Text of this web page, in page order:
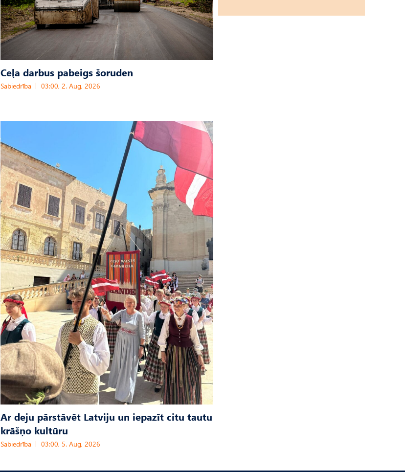
Ceļa darbus pabeigs šoruden
Sabiedrība 03:00, 2. Aug, 2026
Ar deju pārstāvēt Latviju un iepazīt citu tautu
krāšņo kultūru
Sabiedrība 03:00, 5. Aug, 2026